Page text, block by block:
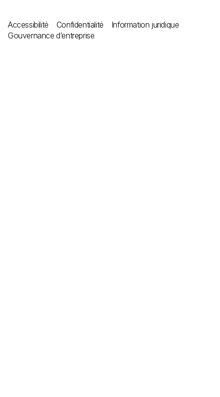
Accessibilité Confidentialité
Information juridique
Gouvernance d’entreprise